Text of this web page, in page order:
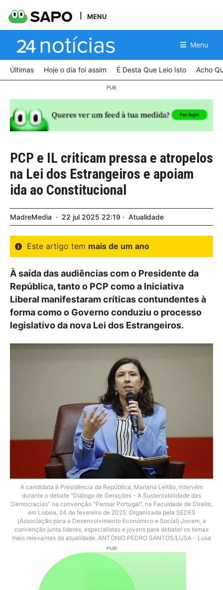
MENU
Menu
Últimas Hoje o dia foi assim É Desta Que Leio Isto Acho
PCP e IL criticam pressa e atropelos
na Lei dos Estrangeiros e apoiam
ida ao Constitucional
MadreMedia 22 jul 2025 22:19 Atualidade
Este artigo tem mais de um ano
À saída das audiências com o Presidente da
República, tanto o PCP como a Iniciativa
Liberal manifestaram críticas contundentes à
forma como o Governo conduziu o processo
legislativo da nova Lei dos Estrangeiros.
A candidata à Presidência da República, Mariana Leitão, intervém
durante o debate "Diálogo de Gerações - A Sustentabilidade das
Democracias" na convenção "Pensar Portugal", na Faculdade de Direito,
em Lisboa, 24 de fevereiro de 2025. Organizada pela SEDES
(Associação para o Desenvolvimento Económico e Social) Jovem, a
convenção junta lideres, especialistas e jovens para debater os temas
mais relevantes da atualidade. ANTÓNIO PEDRO SANTOS/LUSA
Lusa